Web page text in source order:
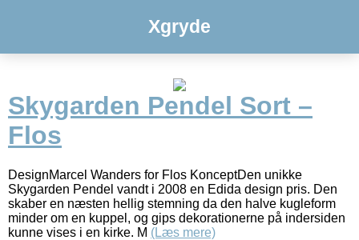
Xgryde
Skygarden Pendel Sort –
Flos
DesignMarcel Wanders for Flos KonceptDen unikke
Skygarden Pendel vandt i 2008 en Edida design pris. Den
skaber en næsten hellig stemning da den halve kugleform
minder om en kuppel, og gips dekorationerne på indersiden
kunne vises i en kirke. M (Læs mere)